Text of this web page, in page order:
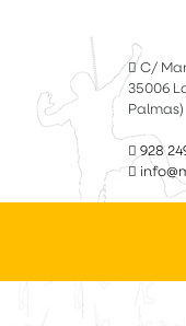
C/
35006
Palmas)
928